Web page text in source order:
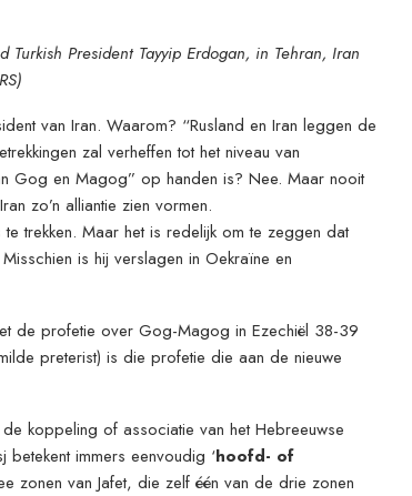
President Tayyip Erdogan, in Tehran, Iran
van Iran. Waarom? “Rusland en Iran leggen de
zal verheffen tot het niveau van
Gog en Magog” op handen is? Nee. Maar nooit
zo’n alliantie zien vormen.
trekken. Maar het is redelijk om te zeggen dat
is hij verslagen in Oekraïne en
de profetie over Gog-Magog in Ezechiël 38-39
preterist) is die profetie die aan de nieuwe
koppeling of associatie van het Hebreeuwse
betekent immers eenvoudig ‘hoofd- of
zonen van Jafet, die zelf één van de drie zonen